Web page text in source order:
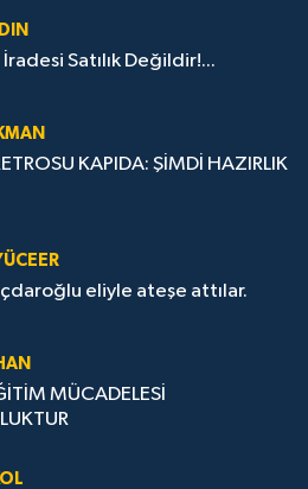
Satılık Değildir!...
KAPIDA: ŞİMDİ HAZIRLIK
eliyle ateşe attılar.
MÜCADELESİ